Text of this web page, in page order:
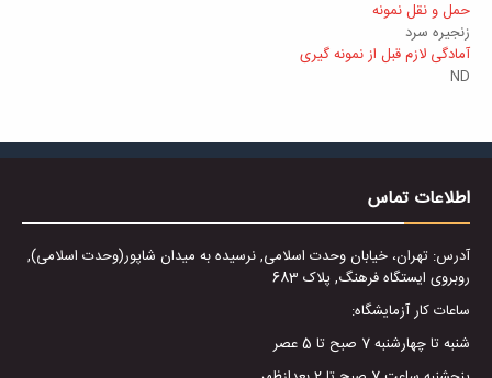
حمل و نقل نمونه
زنجیره سرد
آمادگی لازم قبل از نمونه گیری
ND
اطلاعات تماس
آدرس: تهران، خیابان وحدت اسلامی, نرسیده به میدان شاپور(وحدت اسلامی),
روبروی ایستگاه فرهنگ, پلاک 683
ساعات کار آزمایشگاه:
شنبه تا چهارشنبه 7 صبح تا 5 عصر